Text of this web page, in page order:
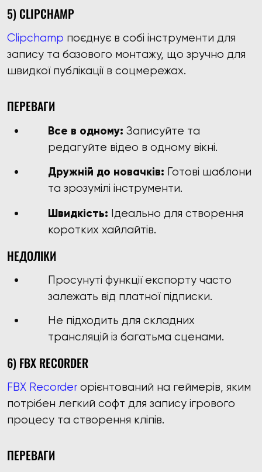
5) CLIPCHAMP
Clipchamp поєднує в собі інструменти для
запису та базового монтажу, що зручно для
швидкої публікації в соцмережах.
ПЕРЕВАГИ
Все в одному: Записуйте та
редагуйте відео в одному вікні.
Дружній до новачків: Готові шаблони
та зрозумілі інструменти.
Швидкість: Ідеально для створення
коротких хайлайтів.
НЕДОЛІКИ
Просунуті функції експорту часто
залежать від платної підписки.
Не підходить для складних
трансляцій із багатьма сценами.
6) FBX RECORDER
FBX Recorder орієнтований на геймерів, яким
потрібен легкий софт для запису ігрового
процесу та створення кліпів.
ПЕРЕВАГИ